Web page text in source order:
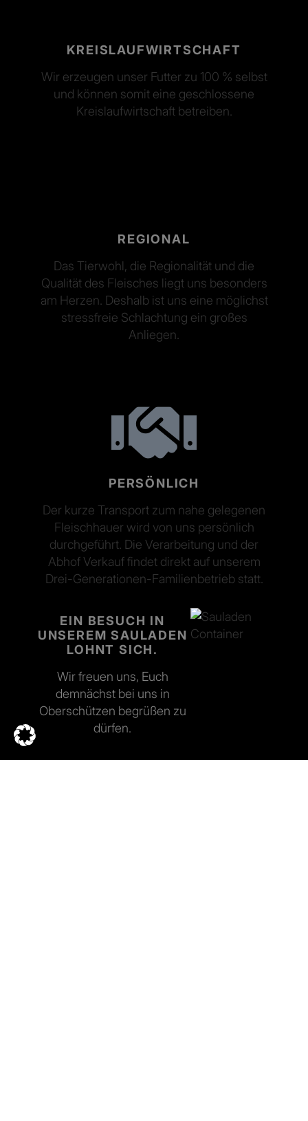
KREISLAUFWIRTSCHAFT
Wir erzeugen unser Futter zu 100 % selbst
und können somit eine geschlossene
Kreislaufwirtschaft betreiben.
REGIONAL
Das Tierwohl, die Regionalität und die
Qualität des Fleisches liegt uns besonders
am Herzen. Deshalb ist uns eine möglichst
stressfreie Schlachtung ein großes
Anliegen.
PERSÖNLICH
Der kurze Transport zum nahe gelegenen
Fleischhauer wird von uns persönlich
durchgeführt. Die Verarbeitung und der
Abhof Verkauf findet direkt auf unserem
Drei-Generationen-Familienbetrieb statt.
EIN BESUCH IN
UNSEREM SAULADEN
LOHNT SICH.
Wir freuen uns, Euch
demnächst bei uns in
Oberschützen begrüßen zu
dürfen.